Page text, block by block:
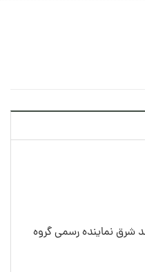
شرق نماینده رسمی گروه